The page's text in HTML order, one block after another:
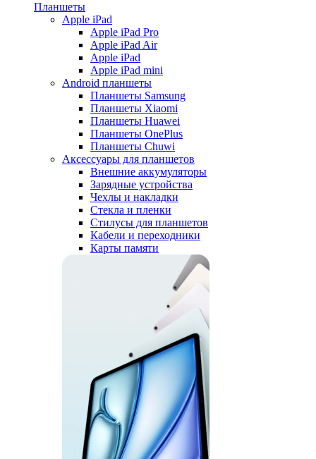
Планшеты
Apple iPad
Apple iPad Pro
Apple iPad Air
Apple iPad
Apple iPad mini
Android планшеты
Планшеты Samsung
Планшеты Xiaomi
Планшеты Huawei
Планшеты OnePlus
Планшеты Chuwi
Аксессуары для планшетов
Внешние аккумуляторы
Зарядные устройства
Чехлы и накладки
Стекла и пленки
Стилусы для планшетов
Кабели и переходники
Карты памяти